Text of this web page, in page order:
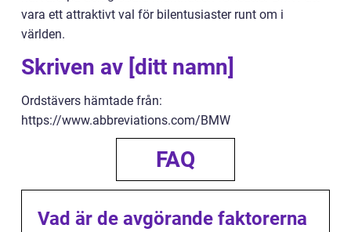
vara ett attraktivt val för bilentusiaster runt om i
världen.
Skriven av [ditt namn]
Ordstävers hämtade från:
https://www.abbreviations.com/BMW
FAQ
Vad är de avgörande faktorerna